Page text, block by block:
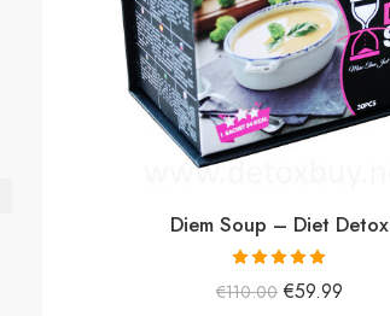
Diem Soup – Diet Detox
5 üzerinden
€110.00 €59.99